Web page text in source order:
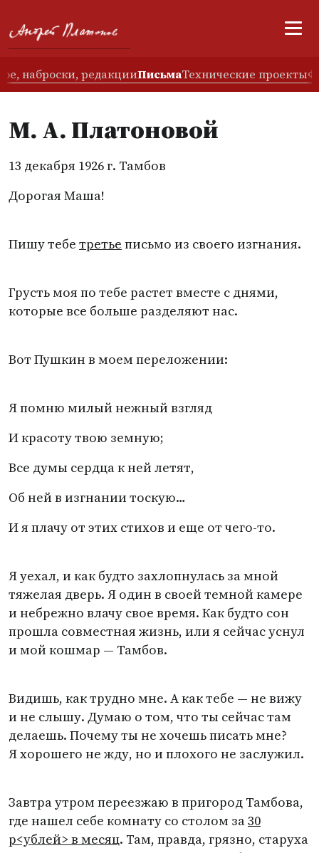
наброски, редакцииПисьмаТехнические проекты
М. А. Платоновой
13 декабря 1926 г. Тамбов
Дорогая Маша!
Пишу тебе третье письмо из своего изгнания.
Грусть моя по тебе растет вместе с днями,
которые все больше разделяют нас.
Вот Пушкин в моем переложении:
Я помню милый нежный взгляд
И красоту твою земную;
Все думы сердца к ней летят,
Об ней в изгнании тоскую…
И я плачу от этих стихов и еще от чего-то.
Я уехал, и как будто захлопнулась за мной
тяжелая дверь. Я один в своей темной камере
и небрежно влачу свое время. Как будто сон
прошла совместная жизнь, или я сейчас уснул
и мой кошмар — Тамбов.
Видишь, как трудно мне. А как тебе — не вижу
и не слышу. Думаю о том, что ты сейчас там
делаешь. Почему ты не хочешь писать мне?
Я хорошего не жду, но и плохого не заслужил.
Завтра утром переезжаю в пригород Тамбова,
где нашел себе комнату со столом за30
р<ублей> в месяц. Там, правда, грязно, старуха